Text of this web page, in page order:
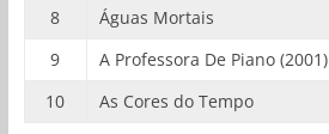
8
Águas Mortais
9
A Professora De Piano (2001)
10
As Cores do Tempo